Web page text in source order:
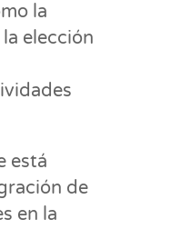
la
elección
está
de
en la